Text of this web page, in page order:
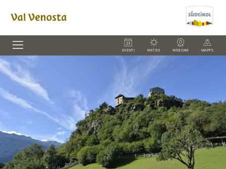
EVENTI METEO WEBCAM MAPPS